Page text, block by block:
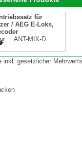
für
/ AEG E-Loks,
ANT-MIX-D
inkl. gesetzlicher